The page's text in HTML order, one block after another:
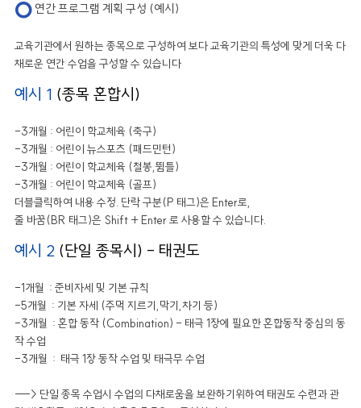
연간 프로그램 계획 구성 (예시)
교육기관에서 원하는 종목으로 구성하여 보다 교육기관의 특성에 맞게 더욱 다
채로운 연간 수업을 구성할 수 있습니다
예시 1 (종목 혼합시)
-3개월 : 어린이 학교체육 (축구)
-3개월 : 어린이 뉴스포츠 (패드민턴)
-3개월 : 어린이 학교체육 (철봉,뜀틀)
-3개월 : 어린이 학교체육 (골프)
더블클릭하여 내용 수정. 단락 구분(P 태그)은 Enter로,
줄 바꿈(BR 태그)은 Shift + Enter 로 사용할 수 있습니다.
예시 2 (단일 종목시) - 태권도
-1개월 : 준비자세 및 기본 규칙
-5개월 : 기본 자세 (주먹 지르기,막기,차기 등)
-3개월 : 혼합 동작 (Combination) - 태극 1장에 필요한 혼합동작 중심의 동
작 수업
-3개월 : 태극 1장 동작 수업 및 태극무 수업
---> 단일 종목 수업시 수업의 다채로움을 보완하기위하여 태권도 수련과 관